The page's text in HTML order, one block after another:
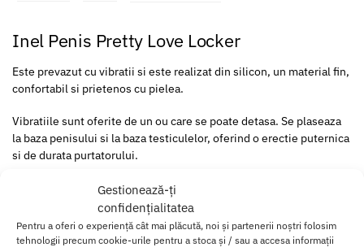
Gestionează-ți
confidențialitatea
Pentru a oferi o experiență cât mai plăcută, noi și partenerii noștri folosim
tehnologii precum cookie-urile pentru a stoca și / sau a accesa informații
Inel Penis Pretty Love Locker
Este prevazut cu vibratii si este realizat din silicon, un material fin,
confortabil si prietenos cu pielea.
Vibratiile sunt oferite de un ou care se poate detasa. Se plaseaza
la baza penisului si la baza testiculelor, oferind o erectie puternica
si de durata purtatorului.
Totodata, sensibilizeaza zona penisului, asadara placerile din
timpul actului sexual se vor amplifica. Este ajustabil si are striatii
care stimuleaza clitorisul.